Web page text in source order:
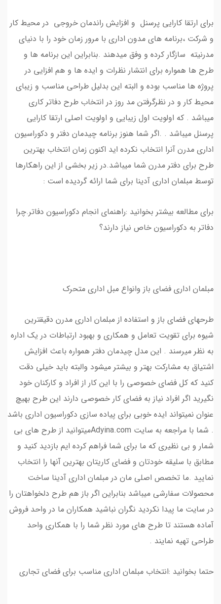
برای ارتقا کارایی پرسنل و افزایش راندمان خروجی در محیط کار
و شرکت ،برنامه های مدون اداری با مرور زمان خود را با دنیای
مدرنیته سازگار کرده و وفق میدهند .بنابراین این برنامه ها و
طرح ها همواره برای انتشار نظرات و ایده ها و هم افزایی در
پروژه ها مناسب بوده و البته این بدلیل طراحی مناسب و زیبای
محیط کار و در نظرگرفتن مد روز در انتخاب طرح دفاتر کاری
میباشد . که اولویت اول زیبایی و اولویت اصلی ارتقا کارایی
پرسنل میباشد . .اگر شما هنوز برنامه چیدمان دفتر و دکوراسیون
اداری مدرن آنرا انتخاب نکرده اید اکنون زمان انتخاب بهترین
طرح برای دفتر مدرن شما میباشد.در زیر بخشی از این راهکارها
توسط مبلمان اداری آدینا برای شما ارائه گردیده است :
برای مطالعه بیشتر بخوانید :راهنمای انجام دکوراسیون دفاتر.چرا
دفاتر به دکوراسیون خاص نیاز دارند؟
مبلمان اداری فضای باز وانواع مبل اداری متحرک
طرحهای فضای باز و استفاده از مبلمان اداری مدرن دقیقترین
شیوه برای تقویت تعامل و همکاری و بهبود ارتباطات در یک اداره
به نظر میرسند . این مدل چیدمان دفتر همواره باعث افزایش
اشتیاق به مشارکت بهتر و بیشتر میشود والبته باید خیلی دقت
کنید که کل فضای خصوصی را با این کار از افراد و کارکنان خود
نگیرید اگر افراد نیاز به فضای کار خصوصی دارند این طرح بهیچ
عنوان نمیتواند ایده خوبی برای پیاده سازی دکوراسیون اداری باشد
. شما با مراجعه به سایت Adyina.comمیتوانید از طرح های بی
شمار و بی نظیری که ما برای شما فراهم کرده ایم بازدید کنید و
مطابق با سلیقه خودتان و فضای کاریتان بهترین آنها را انتخاب
نمایید .ما تخصص اصلی مان در مبلمان اداری آدینا ساخت
محصولات سفارشی میباشد بنابراین اگر باز هم طرح دلخواهتان را
در سایت ما پیدا نکردید نگران نباشید همکاران ما در واحد فروش
آماده هستند تا طرح های مورد نظر شما را با همکاری واحد
طراحی تهیه نمایند .
حتما بخوانید :انتخاب مبلمان اداری مناسب برای فضای تجاری